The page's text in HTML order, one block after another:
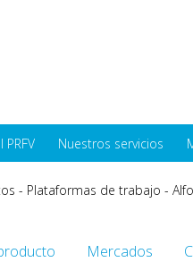
Nuestros servicios
- Plataformas de trabajo -
Mercados